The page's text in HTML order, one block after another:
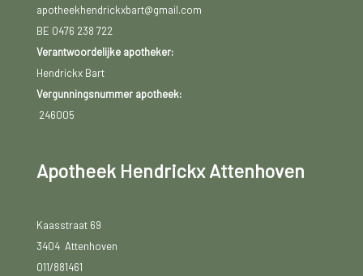
apotheekhendrickxbart@gmail.com
BE 0476 238 722
Verantwoordelijke apotheker:
Hendrickx Bart
Vergunningsnummer apotheek:
246005
Apotheek Hendrickx Attenhoven
Kaasstraat 69
3404 Attenhoven
011/881461